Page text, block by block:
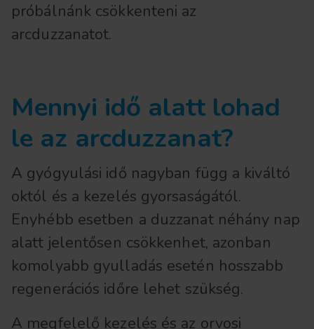
próbálnánk csökkenteni az
arcduzzanatot.
Mennyi idő alatt lohad
le az arcduzzanat?
A gyógyulási idő nagyban függ a kiváltó
októl és a kezelés gyorsaságától.
Enyhébb esetben a duzzanat néhány nap
alatt jelentősen csökkenhet, azonban
komolyabb gyulladás esetén hosszabb
regenerációs időre lehet szükség.
A megfelelő kezelés és az orvosi